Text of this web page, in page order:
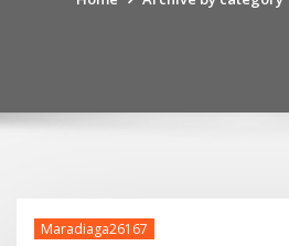
Maradiaga26167